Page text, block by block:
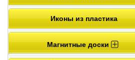
Иконы из пластика
Магнитные доски